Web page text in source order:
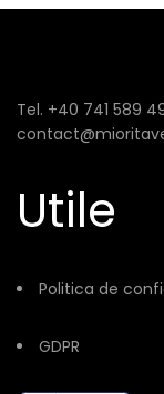
Tel. +40 741 589
Utile
Politica de
GDPR